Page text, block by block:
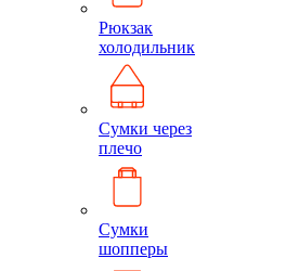
Рюкзак
холодильник
Сумки через
плечо
Сумки
шопперы